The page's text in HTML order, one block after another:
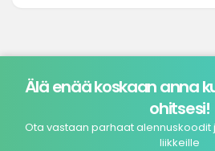
Älä enää koskaan anna
ohitsesi!
Ota vastaan parhaat alennuskoodit
liikkeille